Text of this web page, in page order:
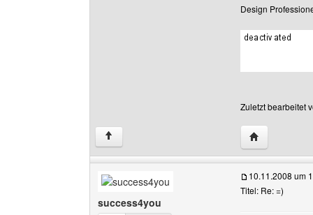
Design
Zuletzt bearbeitet
↑ Website
success4you
10.11.2008 um
Titel: Re: =)